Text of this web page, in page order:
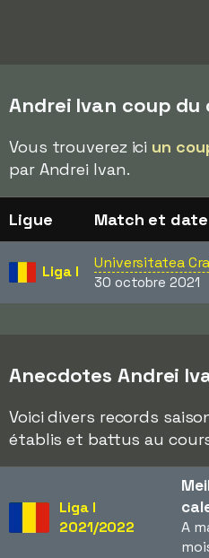
Andrei Ivan coup du
Vous trouverez ici un
par Andrei Ivan.
Ligue Match et date
Liga I Universitatea
30 octobre 2021
Anecdotes Andrei
Voici divers records
établis et battus au
Liga I
2021/2022
A